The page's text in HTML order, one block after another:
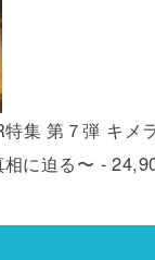
集 第７弾 キメ
に迫る〜 -